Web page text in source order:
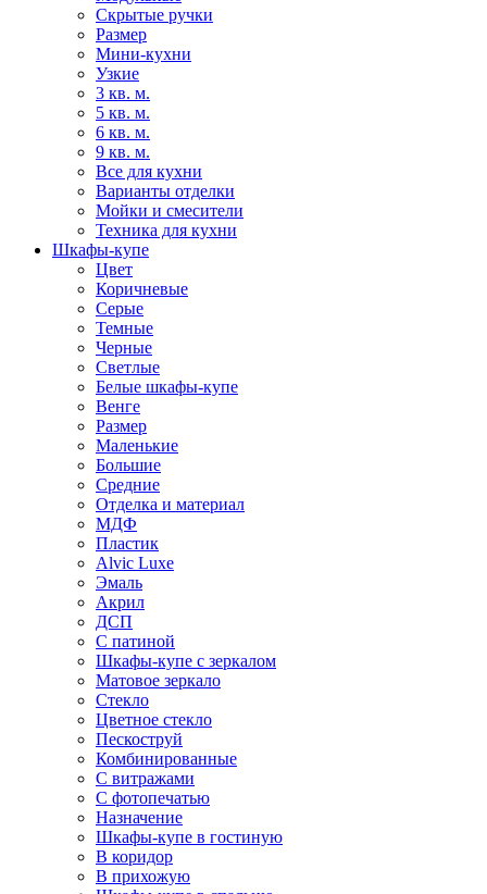
Скрытые ручки
Размер
Мини-кухни
Узкие
3 кв. м.
5 кв. м.
6 кв. м.
9 кв. м.
Все для кухни
Варианты отделки
Мойки и смесители
Техника для кухни
Шкафы-купе
Цвет
Коричневые
Серые
Темные
Черные
Светлые
Белые шкафы-купе
Венге
Размер
Маленькие
Большие
Средние
Отделка и материал
МДФ
Пластик
Alvic Luxe
Эмаль
Акрил
ДСП
С патиной
Шкафы-купе с зеркалом
Матовое зеркало
Стекло
Цветное стекло
Пескоструй
Комбинированные
С витражами
С фотопечатью
Назначение
Шкафы-купе в гостиную
В коридор
В прихожую